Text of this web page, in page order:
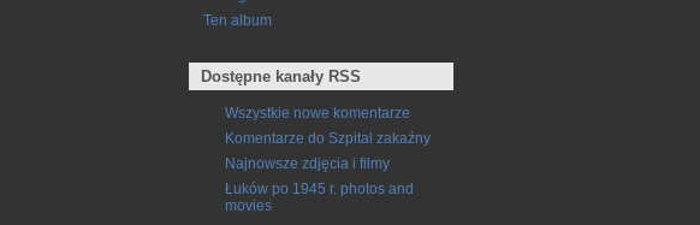
Ten album
Dostępne kanały RSS
Wszystkie nowe komentarze
Komentarze do Szpital zakaźny
Najnowsze zdjęcia i filmy
Łuków po 1945 r. photos and
movies